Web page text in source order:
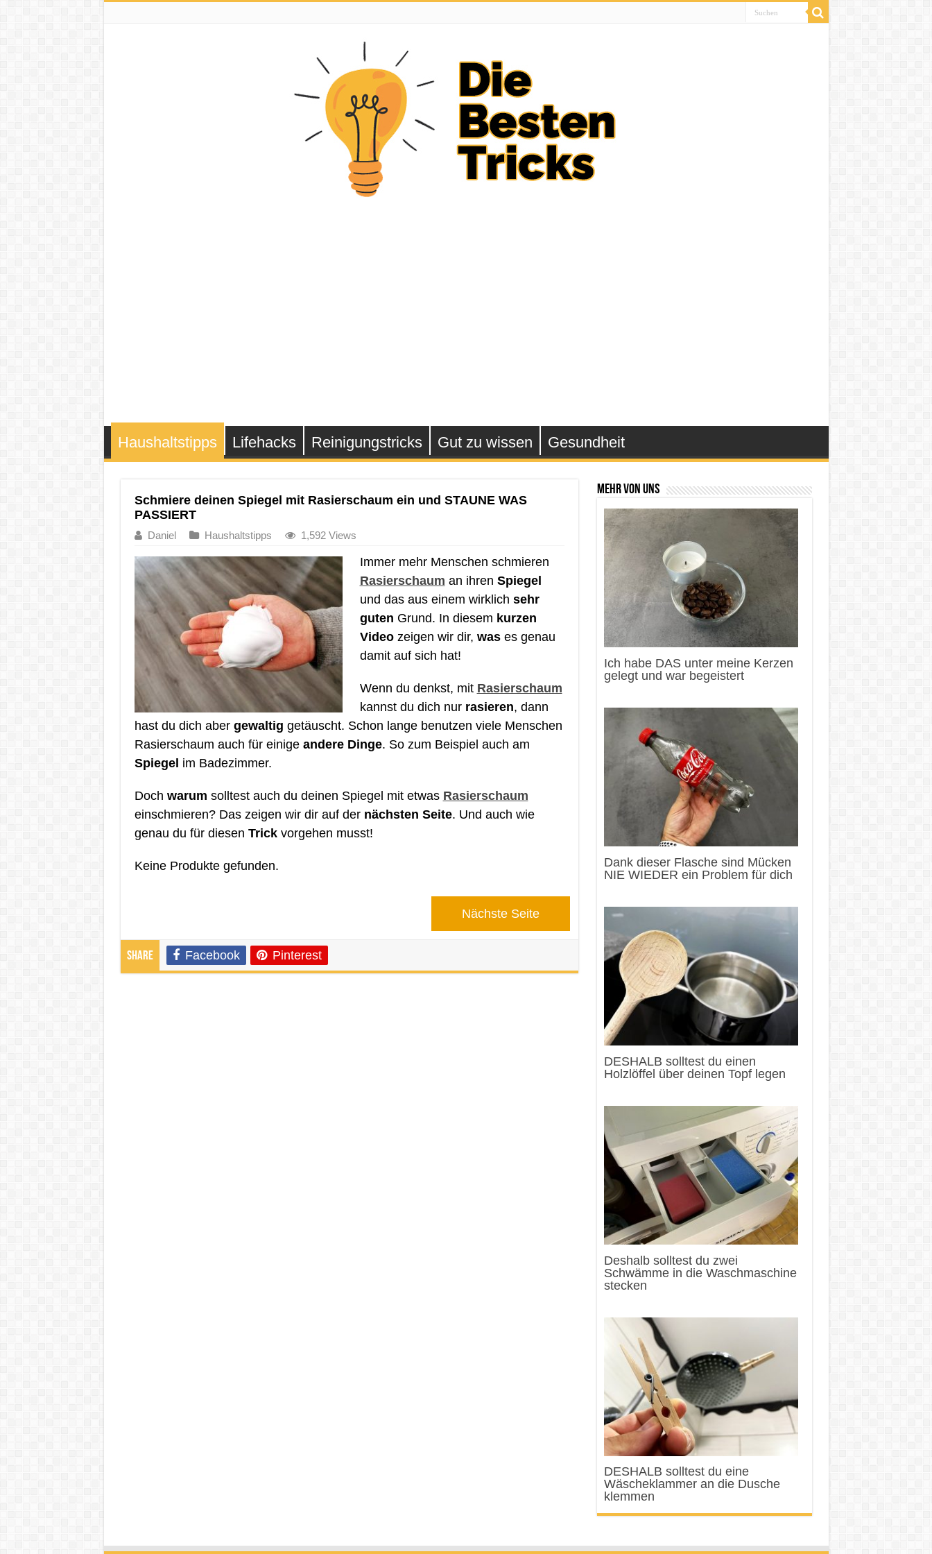
Haushaltstipps Lifehacks Reinigungstricks Gut zu wissen Gesundheit
Schmiere deinen Spiegel mit Rasierschaum ein und STAUNE WAS
PASSIERT
Daniel Haushaltstipps 1,592 Views
Immer mehr Menschen schmieren
Rasierschaum an ihren Spiegel
und das aus einem wirklich sehr
guten Grund. In diesem kurzen
Videozeigen wir dir, wases genau
damit auf sich hat!
Wenn du denkst, mit Rasierschaum
kannst du dich nur rasieren, dann
hast du dich aber gewaltig getäuscht. Schon lange benutzen viele Menschen
Rasierschaum auch für einige andere Dinge. So zum Beispiel auch am
Spiegel im Badezimmer.
Doch warum solltest auch du deinen Spiegel mit etwas Rasierschaum
einschmieren? Das zeigen wir dir auf der nächsten Seite. Und auch wie
genau du für diesen Trickvorgehen musst!
Keine Produkte gefunden.
Nächste Seite
Share Facebook Pinterest
Mehr von uns
Ich habe DAS unter meine Kerzen
gelegt und war begeistert
Dank dieser Flasche sind Mücken
NIE WIEDER ein Problem für dich
DESHALB solltest du einen
Holzlöffel über deinen Topf legen
Deshalb solltest du zwei
Schwämme in die Waschmaschine
stecken
DESHALB solltest du eine
Wäscheklammer an die Dusche
klemmen